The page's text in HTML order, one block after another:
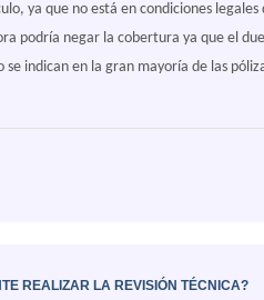
ya que no está en condiciones
podría negar la cobertura ya que el
se indican en la gran mayoría de las
REALIZAR LA REVISIÓN TÉCNICA?